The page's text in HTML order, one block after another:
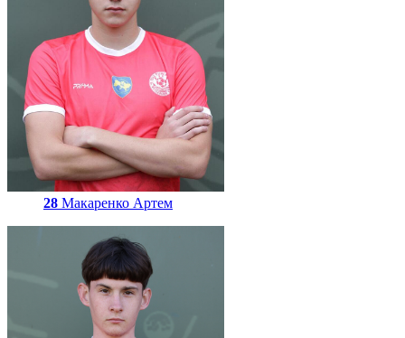
28 Макаренко Артем